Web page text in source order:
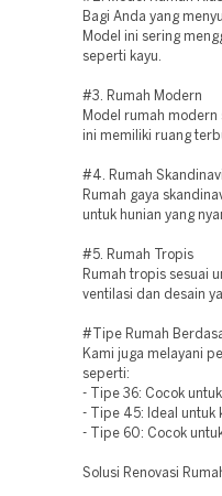
Bagi Anda yang
Model ini sering
seperti kayu.
#3. Rumah Modern
Model rumah
ini memiliki ruang
#4. Rumah
Rumah gaya
untuk hunian yang
#5. Rumah Tropis
Rumah tropis sesuai
ventilasi dan desain
#Tipe Rumah
Kami juga melayani
seperti:
- Tipe 36: Cocok untuk
- Tipe 45: Ideal untuk
- Tipe 60: Cocok
Solusi Renovasi